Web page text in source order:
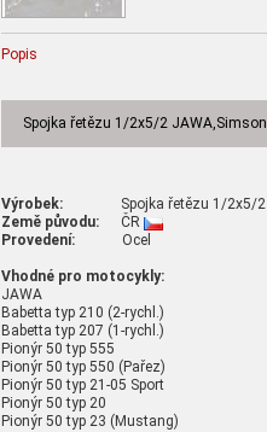
Popis
Spojka řetězu 1/2x5/2 JAWA,Simson
Výrobek: Spojka řetězu 1/2x5/2
Země původu: ČR
Provedení: Ocel
Vhodné pro motocykly:
JAWA
Babetta typ 210 (2-rychl.)
Babetta typ 207 (1-rychl.)
Pionýr 50 typ 555
Pionýr 50 typ 550 (Pařez)
Pionýr 50 typ 21-05 Sport
Pionýr 50 typ 20
Pionýr 50 typ 23 (Mustang)